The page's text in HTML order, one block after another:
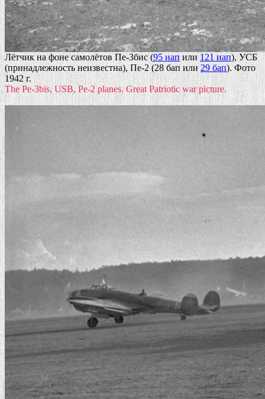
Лётчик на фоне самолётов Пе-3бис (95 иапили 121 иап), УСБ
(принадлежность неизвестна), Пе-2 (28 бап или 29 бап). Фото
1942 г.
The Pe-3bis, USB, Pe-2 planes. Great Patriotic war picture.